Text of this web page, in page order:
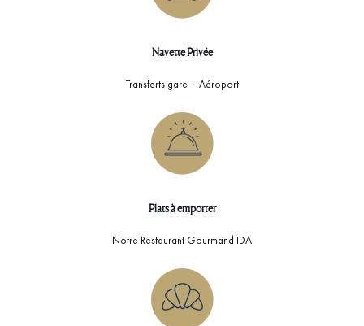
Navette Privée
Transferts gare – Aéroport
Plats à emporter
Notre Restaurant Gourmand IDA